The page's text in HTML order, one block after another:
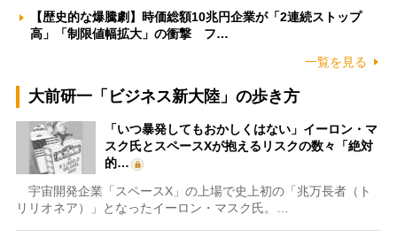
【歴史的な爆騰劇】時価総額10兆円企業が「2連続ストップ
高」「制限値幅拡大」の衝撃 フ…
一覧を見る
大前研一「ビジネス新大陸」の歩き方
「いつ暴発してもおかしくはない」イーロン・マ
スク氏とスペースXが抱えるリスクの数々「絶対
的…
宇宙開発企業「スペースX」の上場で史上初の「兆万長者（ト
リリオネア）」となったイーロン・マスク氏。…